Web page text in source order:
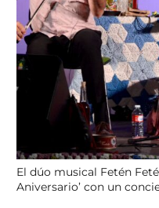
El dúo musical Fetén
Aniversario’ con un